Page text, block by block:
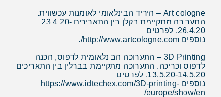
Art cologne – היריד הבינלאומי לאומנות עכשווית.
התערוכה מתקיימת בקלן בין התאריכים 23.4.20-
26.4.20. לפרטים
נוספים http://www.artcologne.com/
.
3D Printing – התערוכה הבינלאומית לדפוס, הכנה
לדפוס וכריכה. התערוכה מתקיימת בברלין בין התאריכים
13.5.20-14.5.20. לפרטים
נוספים https://www.idtechex.com/3D-printing-
europe/show/en/